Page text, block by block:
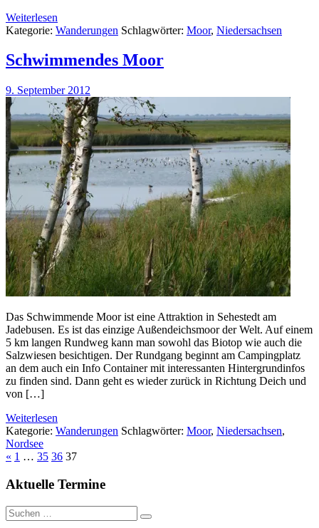
Weiterlesen
Kategorie: Wanderungen Schlagwörter: Moor, Niedersachsen
Schwimmendes Moor
9. September 2012
Das Schwimmende Moor ist eine Attraktion in Sehestedt am
Jadebusen. Es ist das einzige Außendeichsmoor der Welt. Auf einem
5 km langen Rundweg kann man sowohl das Biotop wie auch die
Salzwiesen besichtigen. Der Rundgang beginnt am Campingplatz
an dem auch ein Info Container mit interessanten Hintergrundinfos
zu finden sind. Dann geht es wieder zurück in Richtung Deich und
von […]
Weiterlesen
Kategorie: Wanderungen Schlagwörter: Moor, Niedersachsen,
Nordsee
« 1 … 35 36 37
Aktuelle Termine
Suche
nach: